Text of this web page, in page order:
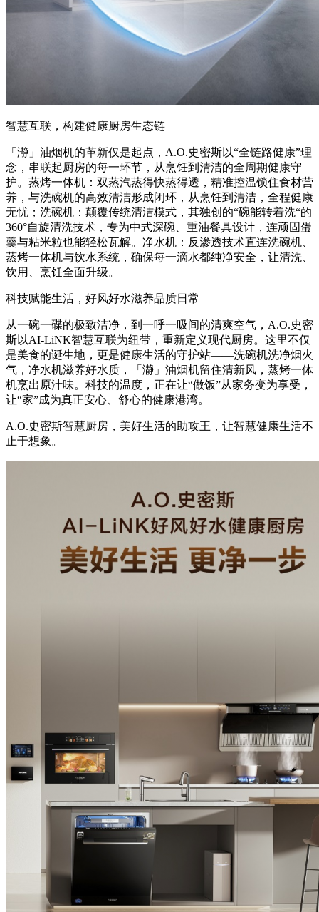
智慧互联，构建健康厨房生态链
「瀞」油烟机的革新仅是起点，A.O.史密斯以“全链路健康”理
念，串联起厨房的每一环节，从烹饪到清洁的全周期健康守
护。蒸烤一体机：双蒸汽蒸得快蒸得透，精准控温锁住食材营
养，与洗碗机的高效清洁形成闭环，从烹饪到清洁，全程健康
无忧；洗碗机：颠覆传统清洁模式，其独创的“碗能转着洗“的
360°自旋清洗技术，专为中式深碗、重油餐具设计，连顽固蛋
羹与粘米粒也能轻松瓦解。净水机：反渗透技术直连洗碗机、
蒸烤一体机与饮水系统，确保每一滴水都纯净安全，让清洗、
饮用、烹饪全面升级。
科技赋能生活，好风好水滋养品质日常
从一碗一碟的极致洁净，到一呼一吸间的清爽空气，A.O.史密
斯以AI-LiNK智慧互联为纽带，重新定义现代厨房。这里不仅
是美食的诞生地，更是健康生活的守护站——洗碗机洗净烟火
气，净水机滋养好水质，「瀞」油烟机留住清新风，蒸烤一体
机烹出原汁味。科技的温度，正在让“做饭”从家务变为享受，
让“家”成为真正安心、舒心的健康港湾。
A.O.史密斯智慧厨房，美好生活的助攻王，让智慧健康生活不
止于想象。